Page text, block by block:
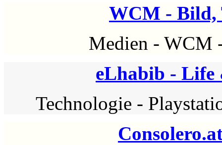
WCM - Bild,
Medien - WCM
eLhabib - Life
Technologie -